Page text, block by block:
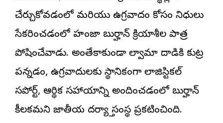
చేర్చుకోవడంలో మరియు ఉగ్రవాదం కోసం నిధులు
సేకరించడంలో హంజా బుర్హాన్ క్రియాశీల పాత్ర
పోషించేవాడు. అంతేకాకుండా పుల్వామా దాడికి కుట్ర
పన్నడం, ఉగ్రవాదులకు స్థానికంగా లాజిస్టికల్
సపోర్ట్, ఆర్థిక సహాయాన్ని అందించడంలో బుర్హాన్
కీలకమని జాతీయ దర్యాప్తు సంస్థ ప్రకటించింది.